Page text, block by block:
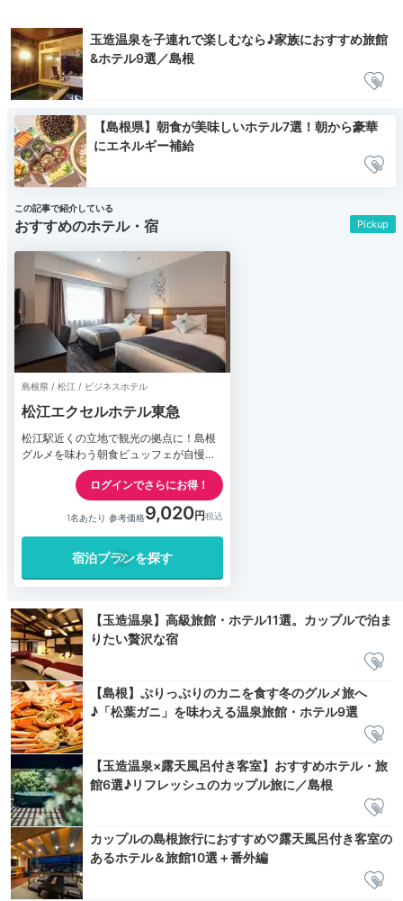
玉造温泉を子連れで楽しむなら♪家族におすすめ旅館
&ホテル9選／島根
【島根県】朝食が美味しいホテル7選！朝から豪華
にエネルギー補給
Pickup
この記事で紹介している
おすすめのホテル・宿
島根県 / 松江 / ビジネスホテル
松江エクセルホテル東急
松江駅近くの立地で観光の拠点に！島根
グルメを味わう朝食ビュッフェが自慢の
ログインでさらにお得！
1名あたり 参考価格9,020
宿泊プランを探す
【玉造温泉】高級旅館・ホテル11選。カップルで泊ま
りたい贅沢な宿
【島根】ぷりっぷりのカニを食す冬のグルメ旅へ
♪「松葉ガニ」を味わえる温泉旅館・ホテル9選
【玉造温泉×露天風呂付き客室】おすすめホテル・旅
館6選♪リフレッシュのカップル旅に／島根
カップルの島根旅行におすすめ♡露天風呂付き客室の
あるホテル＆旅館10選＋番外編